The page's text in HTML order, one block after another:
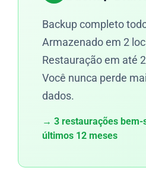
Backup completo
Armazenado em 2
Restauração em até
Você nunca perde
dados.
→ 3 restaurações bem-
últimos 12 meses